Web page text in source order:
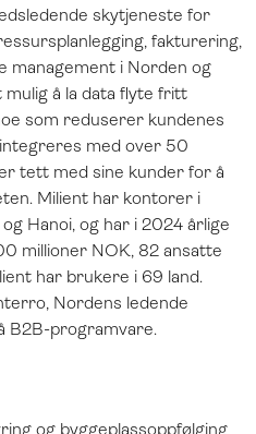
skytjeneste for
fakturering,
management i Norden og
å la data flyte fritt
som reduserer kundenes
med over 50
tett med sine kunder for å
Milient har kontorer i
Hanoi, og har i 2024 årlige
millioner NOK, 82 ansatte
har brukere i 69 land.
Nordens ledende
B2B-programvare.
og byggeplassoppfølging